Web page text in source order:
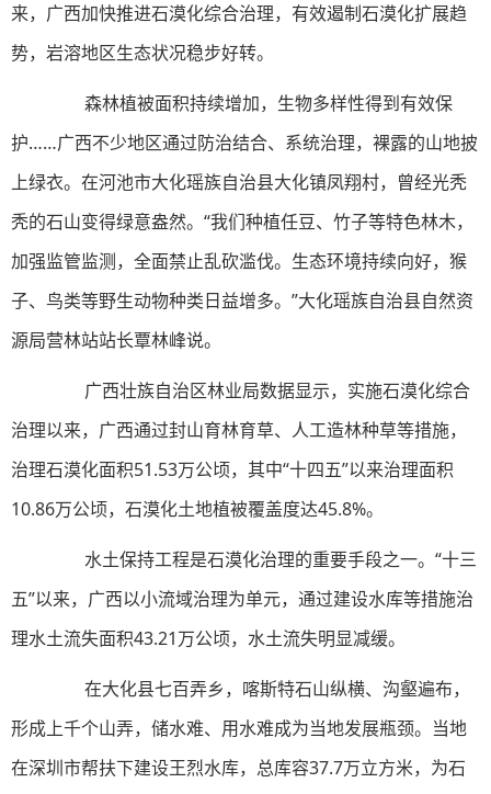
来，广西加快推进石漠化综合治理，有效遏制石漠化扩展趋
势，岩溶地区生态状况稳步好转。
森林植被面积持续增加，生物多样性得到有效保
护……广西不少地区通过防治结合、系统治理，裸露的山地披
上绿衣。在河池市大化瑶族自治县大化镇凤翔村，曾经光秃
秃的石山变得绿意盎然。“我们种植任豆、竹子等特色林木，
加强监管监测，全面禁止乱砍滥伐。生态环境持续向好，猴
子、鸟类等野生动物种类日益增多。”大化瑶族自治县自然资
源局营林站站长覃林峰说。
广西壮族自治区林业局数据显示，实施石漠化综合
治理以来，广西通过封山育林育草、人工造林种草等措施，
治理石漠化面积51.53万公顷，其中“十四五”以来治理面积
10.86万公顷，石漠化土地植被覆盖度达45.8%。
水土保持工程是石漠化治理的重要手段之一。“十三
五”以来，广西以小流域治理为单元，通过建设水库等措施治
理水土流失面积43.21万公顷，水土流失明显减缓。
在大化县七百弄乡，喀斯特石山纵横、沟壑遍布，
形成上千个山弄，储水难、用水难成为当地发展瓶颈。当地
在深圳市帮扶下建设王烈水库，总库容37.7万立方米，为石